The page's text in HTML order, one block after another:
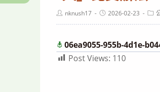
Postnknush17
Post2026-02-23
Post
06ea9055-955b-4d1e-
Post Views: 110